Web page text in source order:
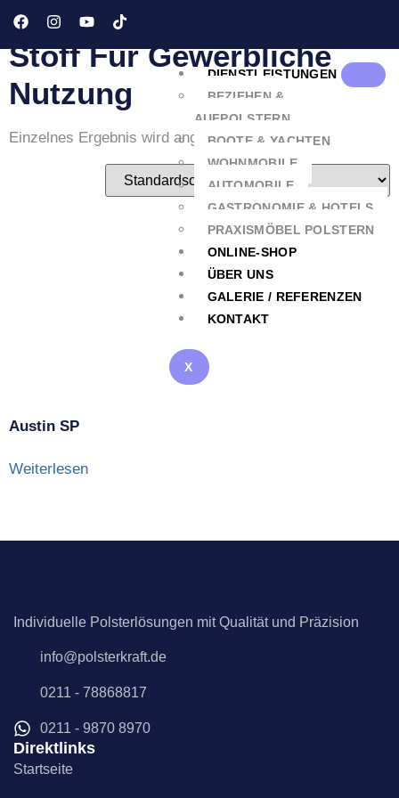
DIENSTLEISTUNGEN
BEZIEHEN &
AUFPOLSTERN
BOOTE & YACHTEN
WOHNMOBILE
AUTOMOBILE
GASTRONOMIE & HOTELS
PRAXISMÖBEL POLSTERN
ONLINE-SHOP
ÜBER UNS
GALERIE / REFERENZEN
KONTAKT
X
gewerbliche Nutzung“
Stoff Für Gewerbliche
Nutzung
Einzelnes Ergebnis wird angezeigt
Austin SP
Weiterlesen
Individuelle Polsterlösungen mit Qualität und Präzision
info@polsterkraft.de
0211 - 78868817
0211 - 9870 8970
Direktlinks
Startseite